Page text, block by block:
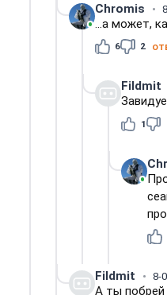
Chromis
...а может,
6 2
Fildmit
1
Fildmit 8-
А ты побрей